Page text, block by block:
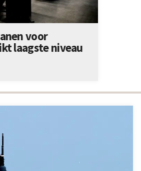
voor
laagste niveau